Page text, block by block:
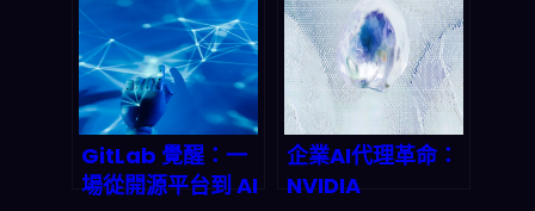
就能部署全自動 AI
代理，2026 代理
式經濟正式引爆
棋？
GitLab 覺醒：一
場從開源平台到 AI
企業AI代理革命：
NVIDIA